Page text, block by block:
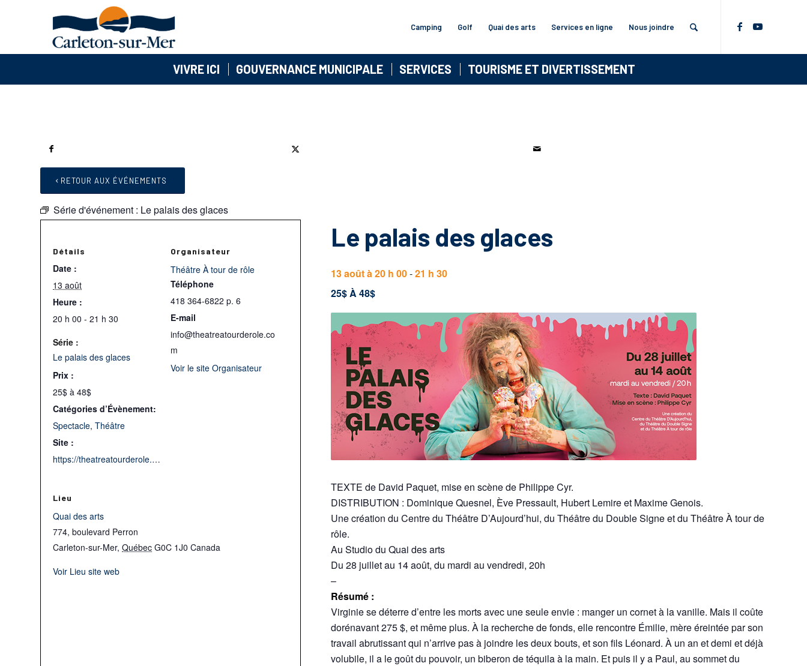
Camping Golf Quai des arts Services en ligne Nous joindre
VIVRE ICI GOUVERNANCE MUNICIPALE SERVICES TOURISME ET DIVERTISSEMENT
RETOUR AUX ÉVÉNEMENTS
Série d'événement : Le palais des glaces
Le palais des glaces
13 août à 20 h 00-21 h 30
25$ À 48$
TEXTE de David Paquet, mise en scène de Philippe Cyr.
DISTRIBUTION : Dominique Quesnel, Ève Pressault, Hubert Lemire et Maxime Genois.
Une création du Centre du Théâtre D’Aujourd’hui, du Théâtre du Double Signe et du Théâtre À tour de
rôle.
Au Studio du Quai des arts
Du 28 juillet au 14 août, du mardi au vendredi, 20h
–
Résumé :
Virginie se déterre d’entre les morts avec une seule envie : manger un cornet à la vanille. Mais il coûte
dorénavant 275 $, et même plus. À la recherche de fonds, elle rencontre Émilie, mère éreintée par son
travail abrutissant qui n’arrive pas à joindre les deux bouts, et son fils Léonard. À un an et demi et déjà
volubile, il a le goût du pouvoir, un biberon de téquila à la main. Et puis il y a Paul, au sommet du
Détails
Date :
13 août
Heure :
20 h 00 - 21 h 30
Série :
Le palais des glaces
Prix :
25$ à 48$
Catégories d’Évènement:
Spectacle, Théâtre
Site :
https://theatreatourderole.com/le-palais-des-glaces/
Organisateur
Théâtre À tour de rôle
Téléphone
418 364-6822 p. 6
E-mail
info@theatreatourderole.co
m
Voir le site Organisateur
Lieu
Quai des arts
774, boulevard Perron
Carleton-sur-Mer, Québec G0C 1J0 Canada
Voir Lieu site web